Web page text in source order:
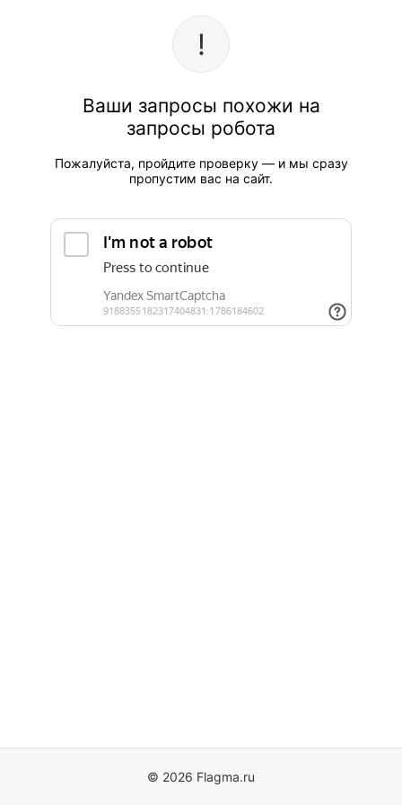
Ваши запросы похожи на
запросы робота
Пожалуйста, пройдите проверку — и мы сразу
пропустим вас на сайт.
© 2026 Flagma.ru